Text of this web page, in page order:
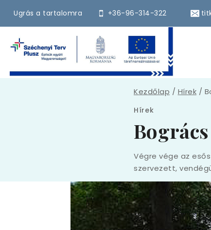
content
Ugrás a tartalomra +36-96-314-322
Kezdőlap / Hírek /
Hírek
Végre vége az
szervezett,